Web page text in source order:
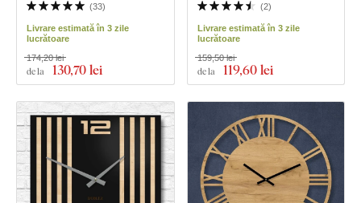
(33)
Livrare estimată în 3 zile
lucrătoare
de la 130,70 lei
174,20 lei
(2)
Livrare estimată în 3 zile
lucrătoare
de la 119,60 lei
159,50 lei